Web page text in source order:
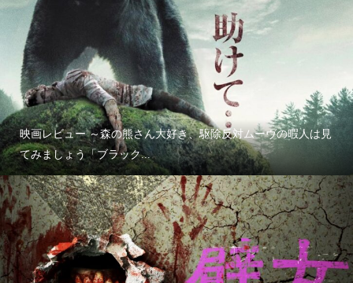
映画レビュー ～森の熊さん大好き、駆除反対ムーヴの暇人は見
てみましょう「ブラック...